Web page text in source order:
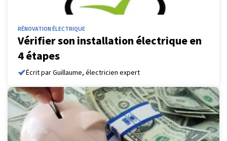
RÉNOVATION ÉLECTRIQUE
Vérifier son installation électrique en
4 étapes
Écrit par Guillaume, électricien expert